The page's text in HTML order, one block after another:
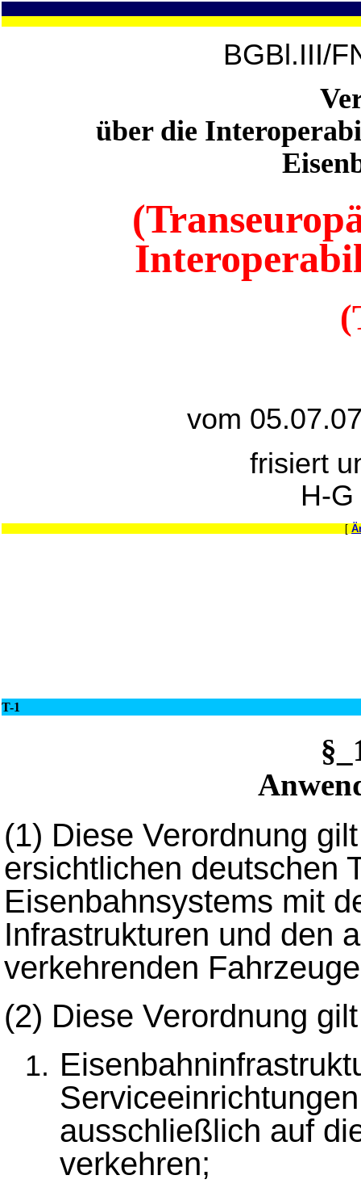
BGBl.III/
über die
vom
frisiert
H-
[
T-1
(1) Diese Verordnung
ersichtlichen deutschen
Eisenbahnsystems mit
Infrastrukturen und den
verkehrenden
(2) Diese Verordnung
ausschließlich auf
verkehren;